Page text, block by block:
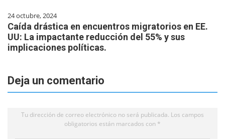
24 octubre, 2024
Caída drástica en encuentros migratorios en EE.
UU: La impactante reducción del 55% y sus
implicaciones políticas.
Deja un comentario
Tu dirección de correo electrónico no será publicada. Los campos
obligatorios están marcados con *